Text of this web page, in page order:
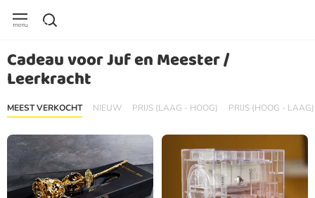
Cadeau voor Juf en Meester /
Leerkracht
MEEST VERKOCHT NIEUW PRIJS (LAAG - HOOG) PRIJS (HOOG - LAAG)